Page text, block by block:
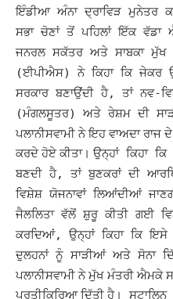
ਇੰਡੀਆ ਅੰਨਾ ਦ੍ਰਾਵਿੜ ਮੁਨੇਤਰ
ਸਭਾ ਚੋਣਾਂ ਤੋਂ ਪਹਿਲਾਂ ਇੱਕ ਵੱਡਾ
ਜਨਰਲ ਸਕੱਤਰ ਅਤੇ ਸਾਬਕਾ ਮੁੱਖ
(ਈਪੀਐਸ) ਨੇ ਕਿਹਾ ਕਿ ਜੇਕਰ
ਸਰਕਾਰ ਬਣਾਉਂਦੀ ਹੈ, ਤਾਂ ਨਵ-
(ਮੰਗਲਸੂਤਰ) ਅਤੇ ਰੇਸ਼ਮ ਦੀ
ਪਲਾਨੀਸਵਾਮੀ ਨੇ ਇਹ ਵਾਅਦਾ
ਕਰਦੇ ਹੋਏ ਕੀਤਾ। ਉਨ੍ਹਾਂ ਕਿਹਾ
ਬਣਦੀ ਹੈ, ਤਾਂ ਬੁਣਕਰਾਂ ਦੀ
ਵਿਸ਼ੇਸ਼ ਯੋਜਨਾਵਾਂ ਲਿਆਂਦੀਆਂ
ਜੈਲਲਿਤਾ ਵੱਲੋਂ ਸ਼ੁਰੂ ਕੀਤੀ ਗਈ
ਕਰਦਿਆਂ, ਉਨ੍ਹਾਂ ਕਿਹਾ ਕਿ
ਦੁਲਹਨਾਂ ਨੂੰ ਸਾੜੀਆਂ ਅਤੇ ਸੋਨਾ
ਪਲਾਨੀਸਵਾਮੀ ਨੇ ਮੁੱਖ ਮੰਤਰੀ ਐਮਕੇ
ਪ੍ਰਤੀਕਿਰਿਆ ਦਿੱਤੀ ਹੈ।